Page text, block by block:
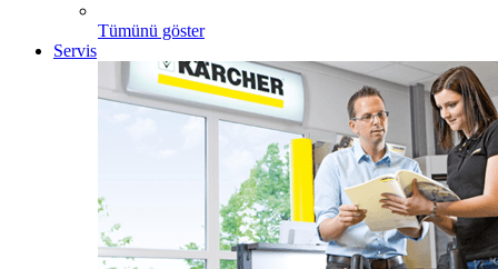
Tümünü göster
Servis